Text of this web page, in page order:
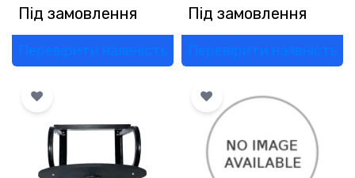
Під замовлення
Перевірити наявність
Під замовлення
Перевірити наявність